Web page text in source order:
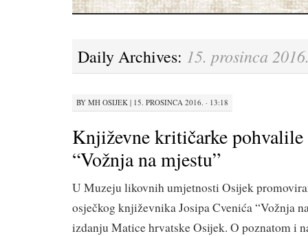
Daily Archives: 15. prosinca
BY MH OSIJEK | 15. PROSINCA 2016. · 13:18
Književne kritičarke pohvalile
“Vožnja na mjestu”
U Muzeju likovnih umjetnosti Osijek
osječkog književnika Josipa Cvenića “Vožnja
izdanju Matice hrvatske Osijek. O poznatom i